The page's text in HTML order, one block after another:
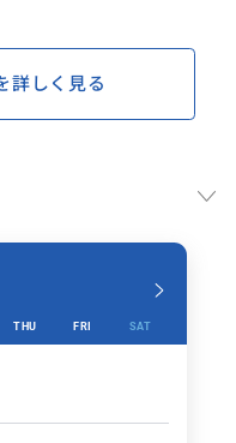
詳しく見る
THU FRI SAT